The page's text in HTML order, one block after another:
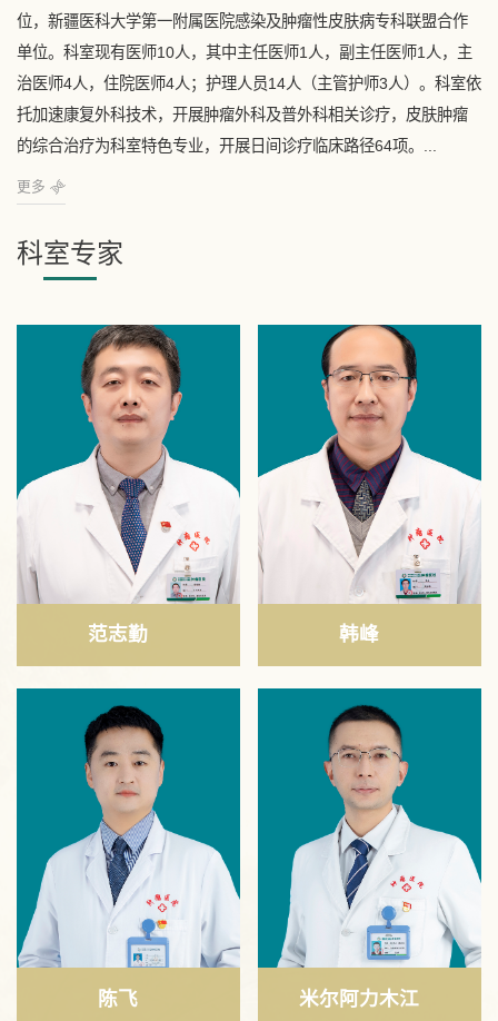
位，新疆医科大学第一附属医院感染及肿瘤性皮肤病专科联盟合作
单位。科室现有医师10人，其中主任医师1人，副主任医师1人，主
治医师4人，住院医师4人；护理人员14人（主管护师3人）。科室依
托加速康复外科技术，开展肿瘤外科及普外科相关诊疗，皮肤肿瘤
的综合治疗为科室特色专业，开展日间诊疗临床路径64项。...
更多
科室专家
范志勤 韩峰
陈飞 米尔阿力木江